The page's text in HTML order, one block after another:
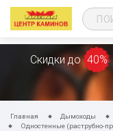
Скидки до 40%
Главная Дымоходы
Одностенные (раструбно-